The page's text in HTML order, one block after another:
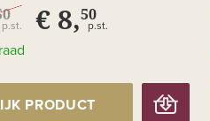
p.st. € 8,50
p.st.
PRODUCT